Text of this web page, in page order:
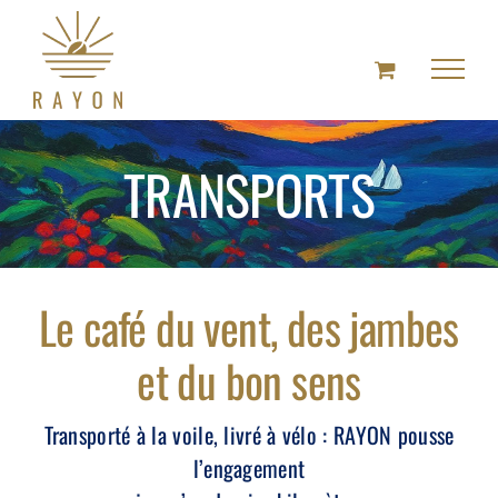
content
TRANSPORTS
Le café du vent, des jambes
et du bon sens
Transporté à la voile, livré à vélo : RAYON pousse
l’engagement